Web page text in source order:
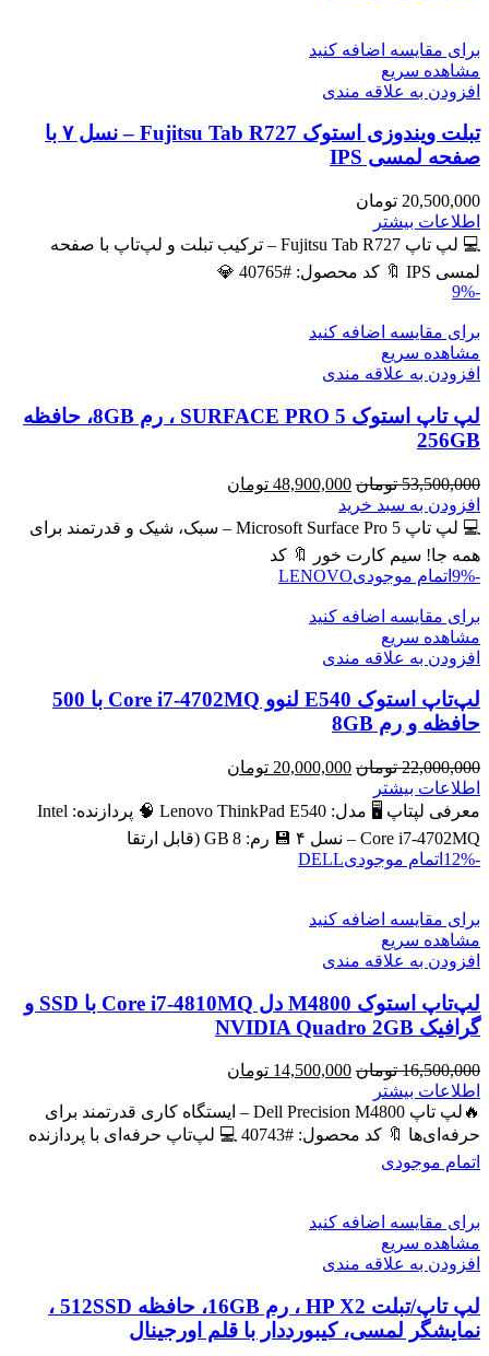
برای مقایسه اضافه کنید
مشاهده سریع
افزودن به علاقه مندی
تبلت ویندوزی استوک Fujitsu Tab R727 – نسل ۷ با
صفحه لمسی IPS
20,500,000 تومان
اطلاعات بیشتر
💻 لپ تاپ Fujitsu Tab R727 – ترکیب تبلت و لپ‌تاپ با صفحه
لمسی IPS 🔖 کد محصول: #40765 💎
-9%
برای مقایسه اضافه کنید
مشاهده سریع
افزودن به علاقه مندی
لپ تاپ استوک SURFACE PRO 5 ، رم 8GB، حافظه
256GB
53,500,000 تومان قیمت
اصلی
53,500,000 تومان
48,900,000 تومان
48,900,000 تومان
افزودن به سبد خرید
💻 لپ تاپ Microsoft Surface Pro 5 – سبک، شیک و قدرتمند برای
همه جا! سیم کارت خور 🔖 کد
-9%
اتمام موجودیLENOVO
برای مقایسه اضافه کنید
مشاهده سریع
افزودن به علاقه مندی
لپ‌تاپ استوک E540 لنوو Core i7-4702MQ با 500
حافظه و رم 8GB
22,000,000 تومان قیمت
22,000,000 تومان
20,000,000 تومان
20,000,000 تومان
است.
اطلاعات بیشتر
معرفی لپتاپ 🖥️ مدل: Lenovo ThinkPad E540 🧠 پردازنده: Intel
Core i7‑4702MQ – نسل ۴ 💾 رم: 8 GB (قابل ارتقا
-12%
اتمام موجودیDELL
برای مقایسه اضافه کنید
مشاهده سریع
افزودن به علاقه مندی
لپ‌تاپ استوک M4800 دل Core i7-4810MQ با SSD و
گرافیک NVIDIA Quadro 2GB
16,500,000 تومان قیمت
16,500,000 تومان
بود.
14,500,000 تومان
14,500,000 تومان
است.
اطلاعات بیشتر
🔥لپ تاپ Dell Precision M4800 – ایستگاه کاری قدرتمند برای
حرفه‌ای‌ها 🔖 کد محصول: #40743 💻 لپ‌تاپ حرفه‌ای با پردازنده
اتمام موجودی
برای مقایسه اضافه کنید
مشاهده سریع
افزودن به علاقه مندی
لپ تاپ/تبلت HP X2 ، رم 16GB، حافظه 512SSD ،
نمایشگر لمسی، کیبورددار با قلم اورجینال